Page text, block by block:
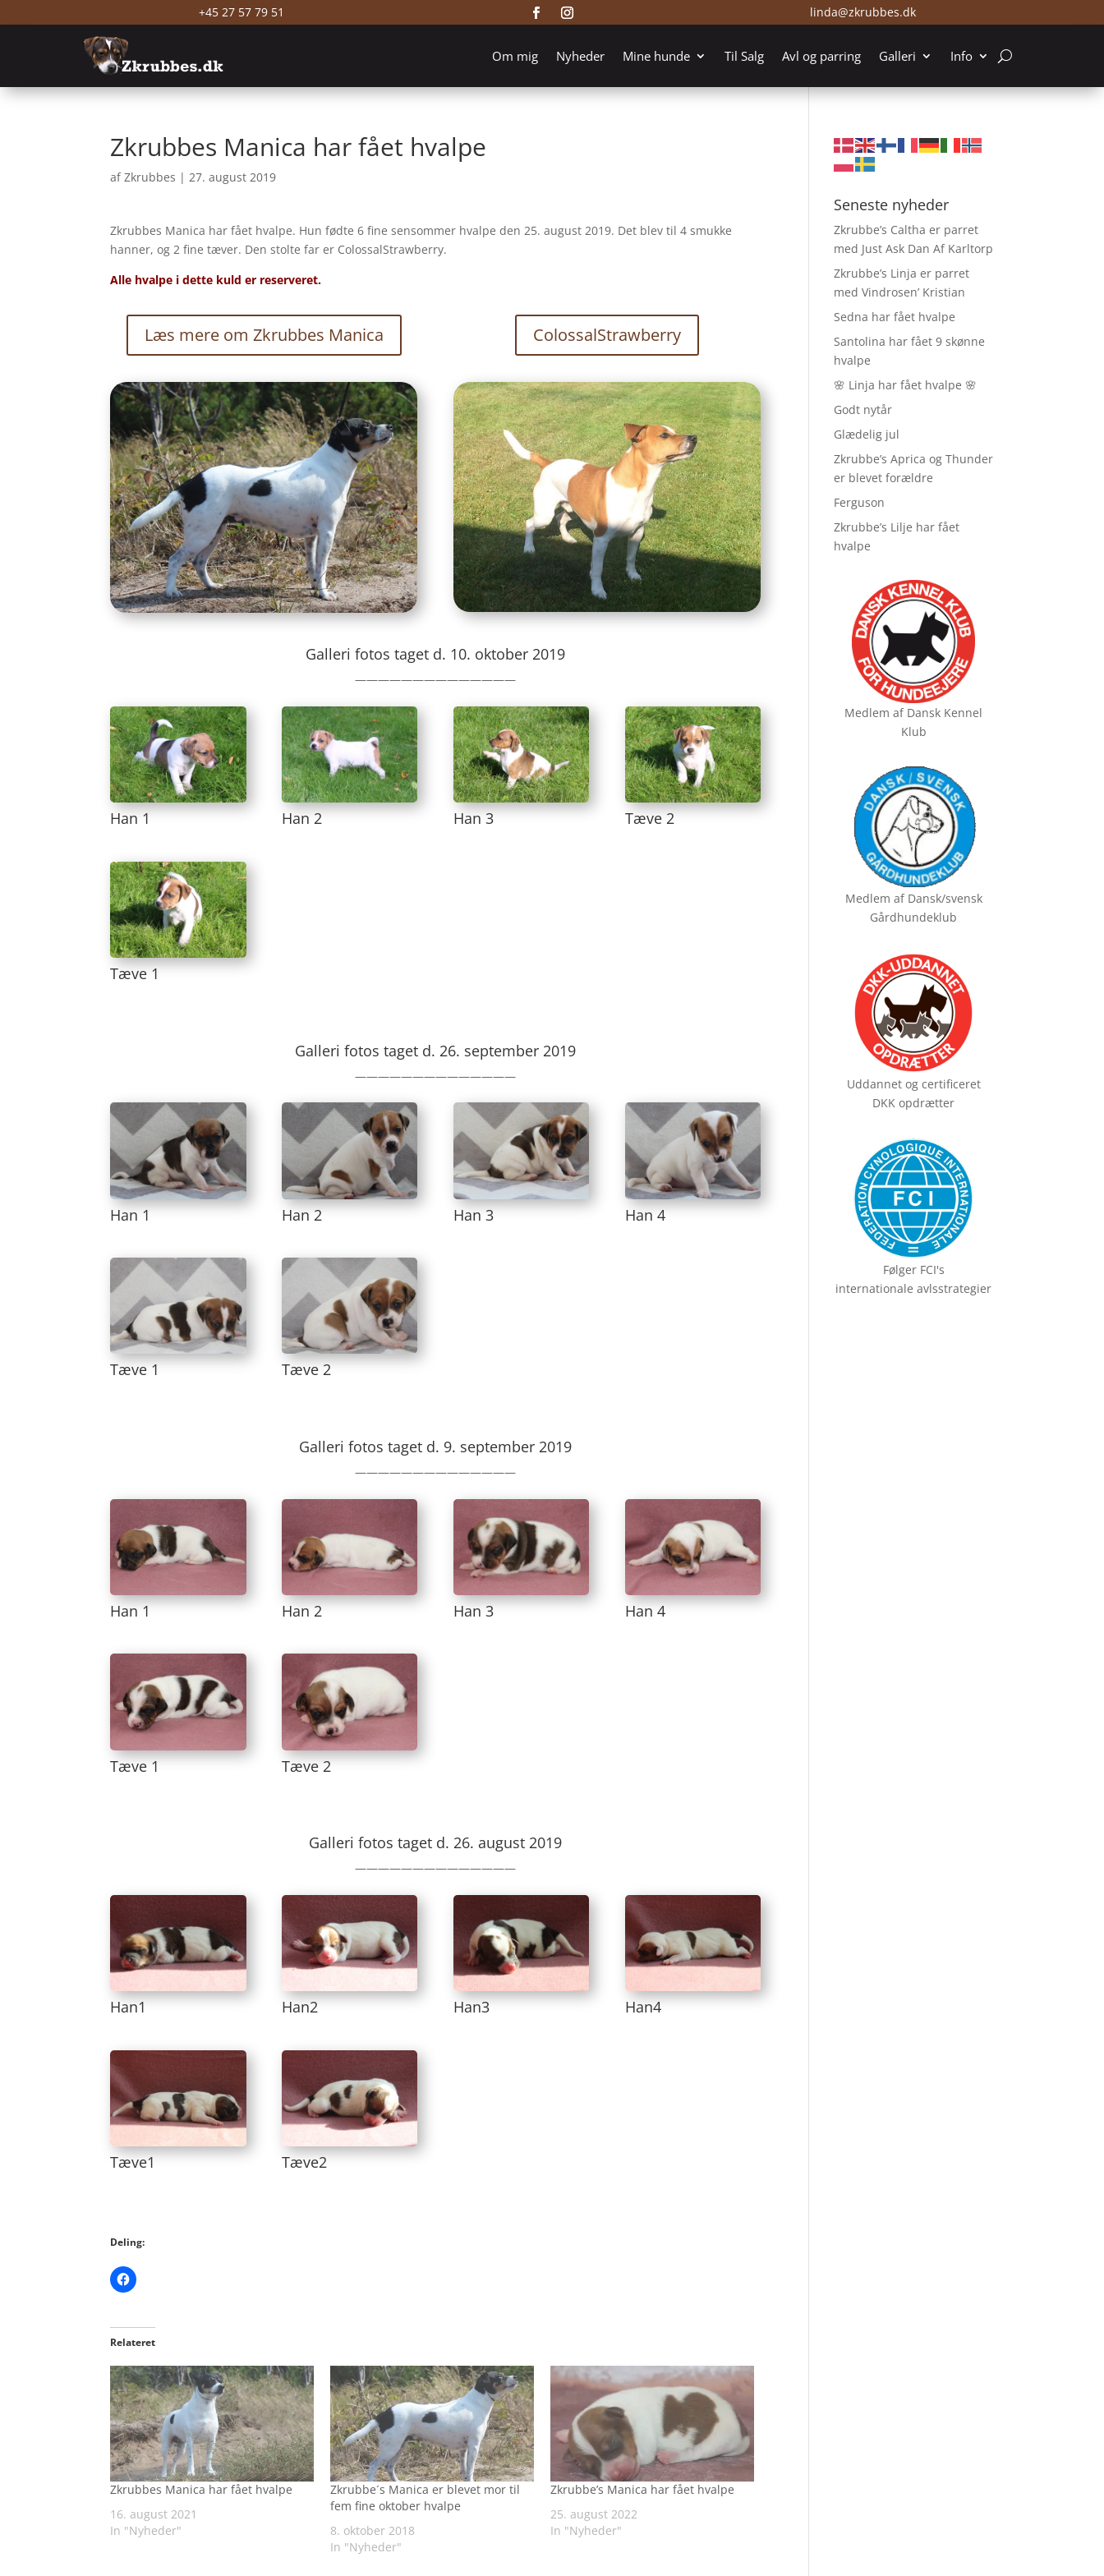
+45 27 57 79 51 linda@zkrubbes.dk
Om mig Nyheder Mine hunde Til Salg Avl og parring Galleri Info
Zkrubbes Manica har fået hvalpe
afZkrubbes |27. august 2019
Zkrubbes Manica har fået hvalpe. Hun fødte 6 fine sensommer hvalpe den 25. august 2019. Det blev til 4 smukke
hanner, og 2 fine tæver. Den stolte far er ColossalStrawberry.
Alle hvalpe i dette kuld er reserveret.
Læs mere om Zkrubbes Manica ColossalStrawberry
Galleri fotos taget d. 10. oktober 2019
——————————————
Han 1 Han 2 Han 3 Tæve 2
Tæve 1
Galleri fotos taget d. 26. september 2019
——————————————
Han 1 Han 2 Han 3 Han 4
Tæve 1 Tæve 2
Galleri fotos taget d. 9. september 2019
——————————————
Han 1 Han 2 Han 3 Han 4
Tæve 1 Tæve 2
Galleri fotos taget d. 26. august 2019
——————————————
Han1 Han2 Han3 Han4
Tæve1 Tæve2
Deling:
Relateret
Zkrubbes Manica har fået hvalpe
16. august 2021
In "Nyheder"
Zkrubbe´s Manica er blevet mor til
fem fine oktober hvalpe
8. oktober 2018
In "Nyheder"
Zkrubbe’s Manica har fået hvalpe
25. august 2022
In "Nyheder"
Seneste nyheder
Zkrubbe’s Caltha er parret
med Just Ask Dan Af Karltorp
Zkrubbe’s Linja er parret
med Vindrosen’ Kristian
Sedna har fået hvalpe
Santolina har fået 9 skønne
hvalpe
🌸 Linja har fået hvalpe 🌸
Godt nytår
Glædelig jul
Zkrubbe’s Aprica og Thunder
er blevet forældre
Ferguson
Zkrubbe’s Lilje har fået
hvalpe
Medlem af Dansk Kennel
Klub
Medlem af Dansk/svensk
Gårdhundeklub
Uddannet og certificeret
DKK opdrætter
Følger FCI's
internationale avlsstrategier